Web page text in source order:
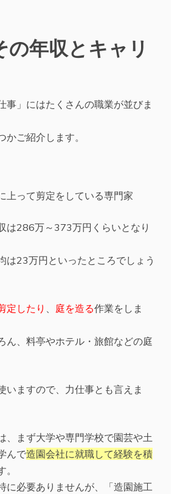
の年収とキャリ
事」にはたくさんの職業が並びま
かご紹介します。
は286万～373万円くらいとなり
は23万円といったところでしょう
定したり 、 庭を造る作業をしま
ん、料亭やホテル・旅館などの庭
いますので、力仕事とも言えま
、まず大学や専門学校で園芸や土
んで造園会社に就職して経験を積
に必要ありませんが、「造園施工